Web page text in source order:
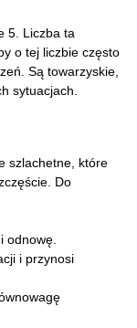
5. Liczba ta
o tej liczbie często
Są towarzyskie,
sytuacjach.
szlachetne, które
Do
odnowę.
i przynosi